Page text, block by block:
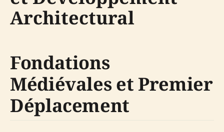
Architectural
Fondations
Médiévales et Premier
Déplacement